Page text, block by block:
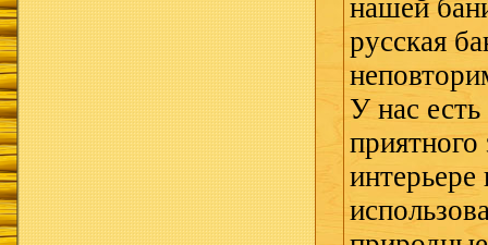
нашей
русская
У нас
приятного